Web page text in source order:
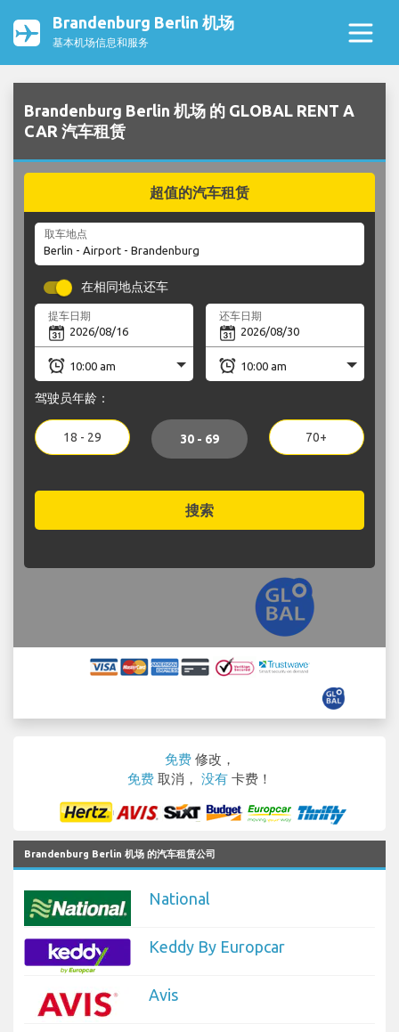
Brandenburg Berlin 机场
基本机场信息和服务
Brandenburg Berlin 机场 的 GLOBAL RENT A
CAR 汽车租赁
超值的汽车租赁
取车地点
在相同地点还车
提车日期 还车日期
驾驶员年龄：
18 - 29 30 - 69 70+
搜索
免费 修改，
免费 取消， 没有 卡费！
Brandenburg Berlin 机场 的汽车租赁公司
National
Keddy By Europcar
Avis